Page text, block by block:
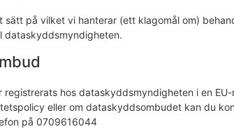
sätt på vilket vi hanterar (ett klagomål om)
dataskyddsmyndigheten.
hos dataskyddsmyndigheten i en
eller om dataskyddsombudet kan du
på 0709616044